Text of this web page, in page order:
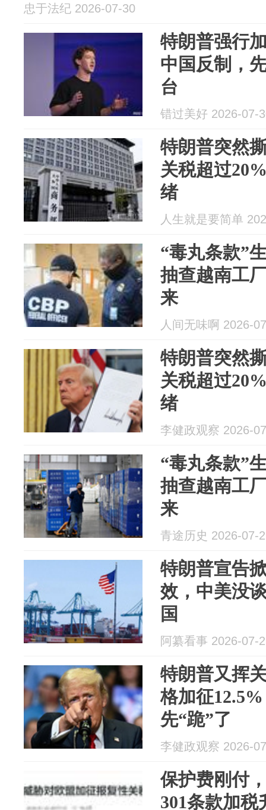
忠于法纪 2026-07-30
特朗普强行
中国反制，
台
错过美好 2026-07-
特朗普突然
关税超过
绪
人生就是要简单
“毒丸条款”
抽查越南工
来
人间无味啊 2026-
特朗普突然
关税超过
绪
李健政观察 2026-
“毒丸条款”
抽查越南工
来
青途历史 2026-07-
特朗普宣告
效，中美没
国
阿纂看事 2026-07-
特朗普又挥
格加征
先“跪”了
李健政观察 2026-
保护费刚付
301条款加税